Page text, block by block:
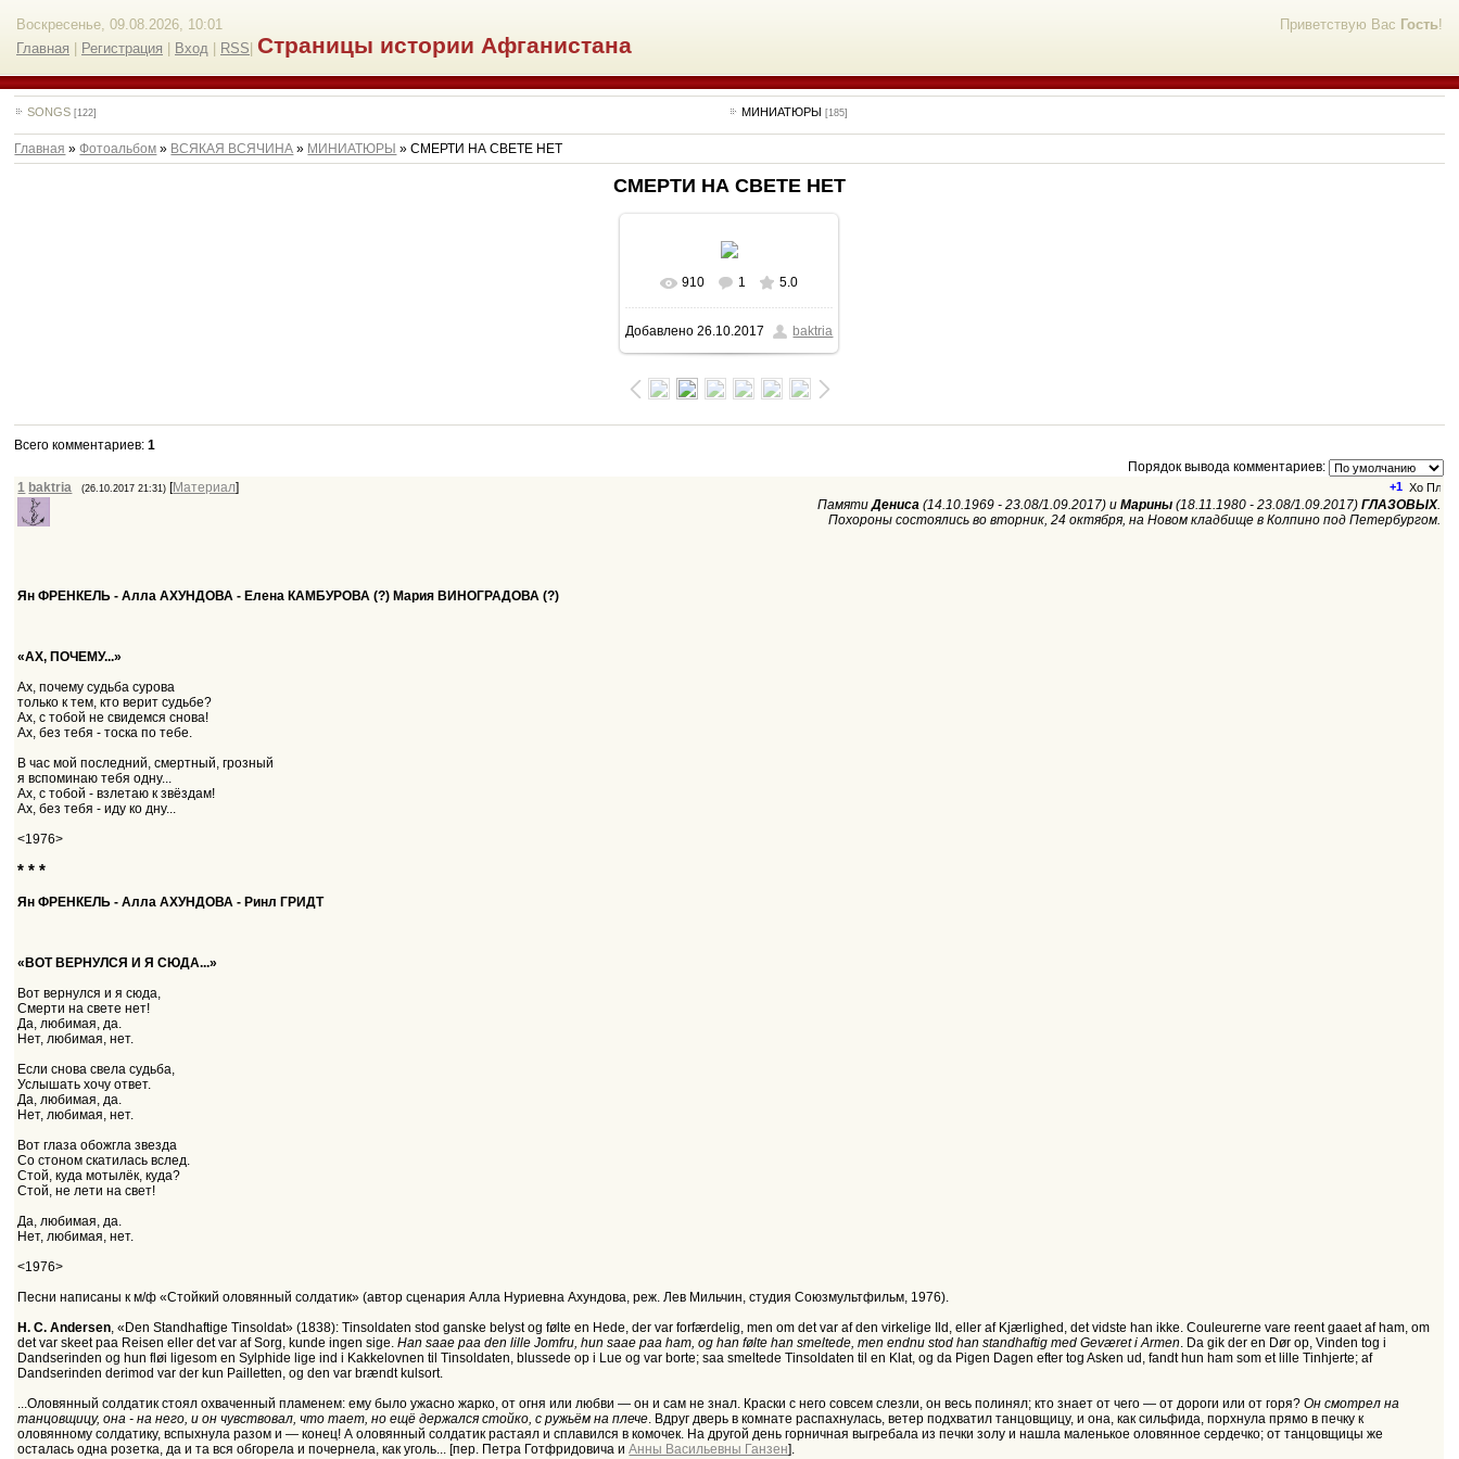
Приветствую Вас Гость!
Воскресенье, 09.08.2026, 10:01
Главная
Регистрация Вход RSS Страницы истории Афганистана
SONGS [122] МИНИАТЮРЫ [185]
Главная »Фотоальбом » ВСЯКАЯ ВСЯЧИНА » МИНИАТЮРЫ » СМЕРТИ НА СВЕТЕ НЕТ
СМЕРТИ НА СВЕТЕ НЕТ
В реальном размере
1600x900/ 306.9Kb
910 1 5.0
Добавлено 26.10.2017 baktria
Всего комментариев:1
Порядок вывода комментариев:
+1
1 baktria (26.10.2017 21:31) [Материал]
ПамятиДениса (14.10.1969 - 23.08/1.09.2017) иМарины (18.11.1980 - 23.08/1.09.2017)ГЛАЗОВЫХ.
Похороны состоялись во вторник, 24 октября, на Новом кладбище в Колпино под Петербургом.
Ян ФРЕНКЕЛЬ - Алла АХУНДОВА - Елена КАМБУРОВА (?) Мария ВИНОГРАДОВА (?)
«АХ, ПОЧЕМУ...»
Ах, почему судьба сурова
только к тем, кто верит судьбе?
Ах, с тобой не свидемся снова!
Ах, без тебя - тоска по тебе.
В час мой последний, смертный, грозный
я вспоминаю тебя одну...
Ах, с тобой - взлетаю к звёздам!
Ах, без тебя - иду ко дну...
<1976>
* * *
Ян ФРЕНКЕЛЬ - Алла АХУНДОВА - Ринл ГРИДТ
«ВОТ ВЕРНУЛСЯ И Я СЮДА...»
Вот вернулся и я сюда,
Смерти на свете нет!
Да, любимая, да.
Нет, любимая, нет.
Если снова свела судьба,
Услышать хочу ответ.
Да, любимая, да.
Нет, любимая, нет.
Вот глаза обожгла звезда
Со стоном скатилась вслед.
Стой, куда мотылёк, куда?
Стой, не лети на свет!
Да, любимая, да.
Нет, любимая, нет.
<1976>
Песни написаны к м/ф «Стойкий оловянный солдатик» (автор сценария Алла Нуриевна Ахундова, реж. Лев Мильчин, студия Союзмультфильм, 1976).
H. C. Andersen, «Den Standhaftige Tinsoldat» (1838): Tinsoldaten stod ganske belyst og følte en Hede, der var forfærdelig, men om det var af den virkelige Ild, eller af Kjærlighed, det vidste han ikke. Couleurerne vare reent gaaet af ham, om
det var skeet paa Reisen eller det var af Sorg, kunde ingen sige.Han saae paa den lille Jomfru, hun saae paa ham, og han følte han smeltede, men endnu stod han standhaftig med Geværet i Armen. Da gik der en Dør op, Vinden tog i
Dandserinden og hun fløi ligesom en Sylphide lige ind i Kakkelovnen til Tinsoldaten, blussede op i Lue og var borte; saa smeltede Tinsoldaten til en Klat, og da Pigen Dagen efter tog Asken ud, fandt hun ham som et lille Tinhjerte; af
Dandserinden derimod var der kun Pailletten, og den var brændt kulsort.
...Оловянный солдатик стоял охваченный пламенем: ему было ужасно жарко, от огня или любви — он и сам не знал. Краски с него совсем слезли, он весь полинял; кто знает от чего — от дороги или от горя?Он смотрел на
танцовщицу, она - на него, и он чувствовал, что тает, но ещё держался стойко, с ружьём на плече. Вдруг дверь в комнате распахнулась, ветер подхватил танцовщицу, и она, как сильфида, порхнула прямо в печку к
оловянному солдатику, вспыхнула разом и — конец! А оловянный солдатик растаял и сплавился в комочек. На другой день горничная выгребала из печки золу и нашла маленькое оловянное сердечко; от танцовщицы же
осталась одна розетка, да и та вся обгорела и почернела, как уголь... [пер. Петра Готфридовича иАнны Васильевны Ганзен].